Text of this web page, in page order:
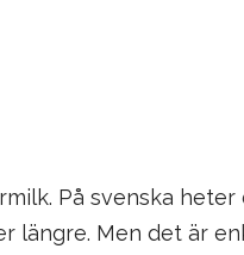
På svenska
längre. Men det är